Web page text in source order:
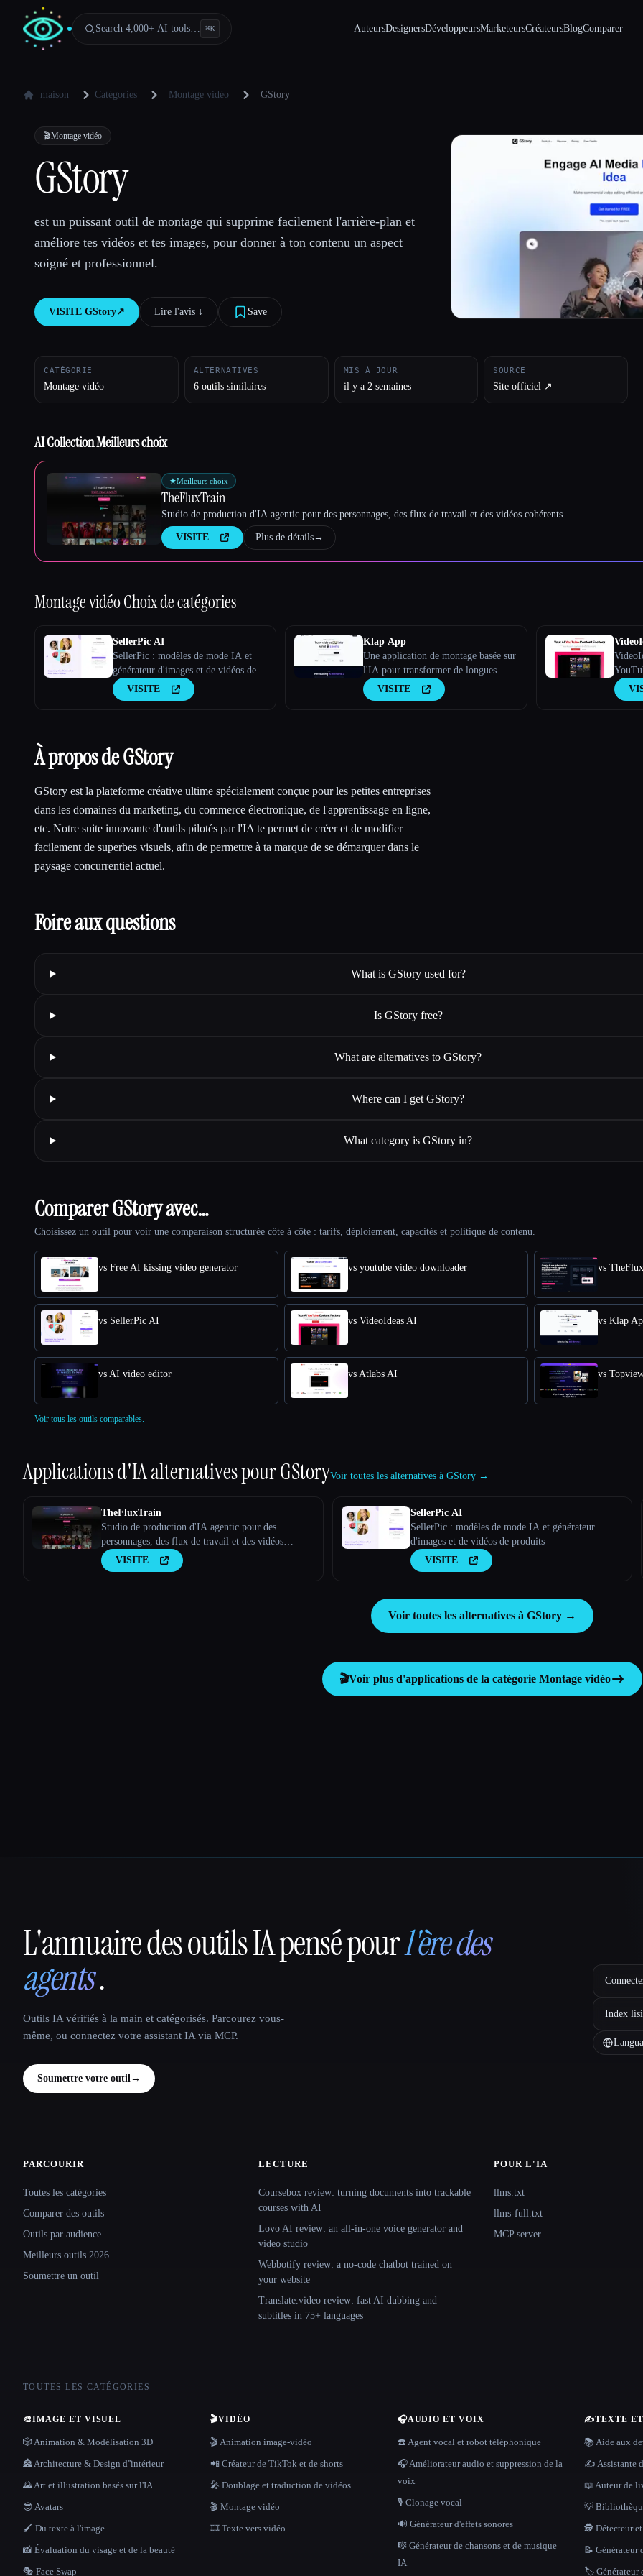
Search 4,000+ AI tools… ⌘K AuteursDesignersDéveloppeursMarketeursCréateursBlogComparer
maison Catégories Montage vidéo GStory
🎬Montage vidéo
GStory
est un puissant outil de montage qui supprime facilement l'arrière-plan et
améliore tes vidéos et tes images, pour donner à ton contenu un aspect
soigné et professionnel.
VISITE GStory↗︎ Lire l'avis ↓︎ Save
CATÉGORIE
Montage vidéo
ALTERNATIVES
6 outils similaires
MIS À JOUR
il y a 2 semaines
SOURCE
Site officiel ↗︎
AI Collection Meilleurs choix
★Meilleurs choix
TheFluxTrain
Studio de production d'IA agentic pour des personnages, des flux de travail et des vidéos cohérents
VISITE Plus de détails→
Montage vidéoChoix de catégories
SellerPic AI
SellerPic : modèles de mode IA et
générateur d'images et de vidéos de
produits
VISITE
Klap App
Une application de montage basée sur
l'IA pour transformer de longues
vidéos en clips viraux
VISITE
scripts
idées
À propos de GStory
GStory est la plateforme créative ultime spécialement conçue pour les petites entreprises
dans les domaines du marketing, du commerce électronique, de l'apprentissage en ligne,
etc. Notre suite innovante d'outils pilotés par l'IA te permet de créer et de modifier
facilement de superbes visuels, afin de permettre à ta marque de se démarquer dans le
paysage concurrentiel actuel.
Foire aux questions
What is GStory used for?
Is GStory free?
What are alternatives to GStory?
Where can I get GStory?
What category is GStory in?
Comparer GStory avec…
Choisissez un outil pour voir une comparaison structurée côte à côte : tarifs, déploiement, capacités et politique de contenu.
vs Free AI kissing video generator vs youtube video downloader vs
vs SellerPic AI vs VideoIdeas AI vs Klap
vs AI video editor vs Atlabs AI vs
Voir tous les outils comparables.
Applications d'IA alternatives pourGStoryVoir toutes les alternatives à GStory →
TheFluxTrain
Studio de production d'IA agentic pour des
personnages, des flux de travail et des vidéos
cohérents
VISITE
SellerPic AI
SellerPic : modèles de mode IA et générateur
d'images et de vidéos de produits
VISITE
Voir toutes les alternatives à GStory →
🎬Voir plus d'applications de la catégorie Montage vidéo
That AI Collection
L'annuaire des outils IA pensé pourl'ère des
agents.
Outils IA vérifiés à la main et catégorisés. Parcourez vous-
même, ou connectez votre assistant IA via MCP.
Soumettre votre outil→
Index
Site navigation
PARCOURIR
Toutes les catégories
Comparer des outils
Outils par audience
Meilleurs outils 2026
Soumettre un outil
LECTURE
Coursebox review: turning documents into trackable
courses with AI
Lovo AI review: an all-in-one voice generator and
video studio
Webbotify review: a no-code chatbot trained on
your website
Translate.video review: fast AI dubbing and
subtitles in 75+ languages
POUR L'IA
llms.txt
llms-full.txt
MCP server
TOUTES LES CATÉGORIES
🎨IMAGE ET VISUEL
🎲 Animation & Modélisation 3D
🏯 Architecture & Design d''intérieur
🌄 Art et illustration basés sur l'IA
😎 Avatars
🖌️ Du texte à l'image
📸 Évaluation du visage et de la beauté
🎭 Face Swap
🎬VIDÉO
🎬 Animation image-vidéo
📲 Créateur de TikTok et de shorts
🎤 Doublage et traduction de vidéos
🎬 Montage vidéo
🎞️ Texte vers vidéo
🎧AUDIO ET VOIX
☎️ Agent vocal et robot téléphonique
🎧 Améliorateur audio et suppression de la
voix
🎙️ Clonage vocal
🔊 Générateur d'effets sonores
🎼 Générateur de chansons et de musique
IA
✍️TEXTE
📚 Aide aux
✍️ Assistante
📖 Auteur de
💡
🕵️ Détecteur
📝 Générateur
🏷️ Générateur